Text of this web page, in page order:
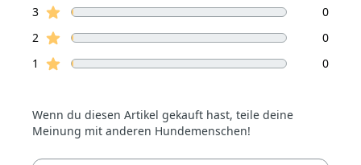
3Sterne Bewertungen
0
2 Sterne Bewertungen
0
1
Sterne Bewertungen 0
Wenn du diesen Artikel gekauft hast, teile deine
Meinung mit anderen Hundemenschen!